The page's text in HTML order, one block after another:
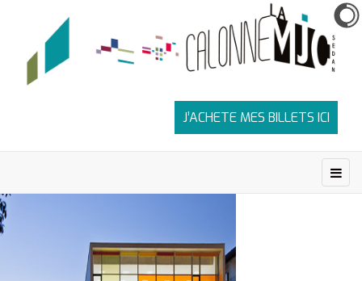
J’ACHETE MES BILLETS ICI